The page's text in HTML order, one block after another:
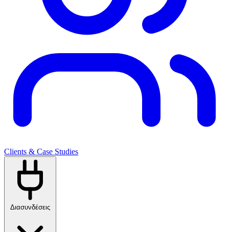
Clients & Case Studies
Διασυνδέσεις